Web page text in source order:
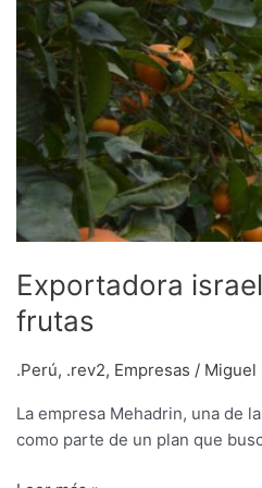
Exportadora
frutas
.Perú, .rev2, Empresas / Miguel
La empresa Mehadrin, una de
como parte de un plan que